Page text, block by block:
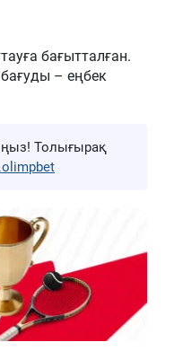
бағытталған.
– еңбек
Толығырақ